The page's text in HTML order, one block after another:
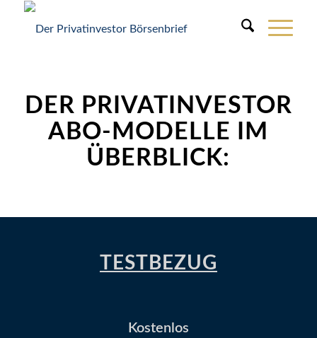
DER PRIVATINVESTOR
ABO-MODELLE IM
ÜBERBLICK:
TESTBEZUG
Kostenlos